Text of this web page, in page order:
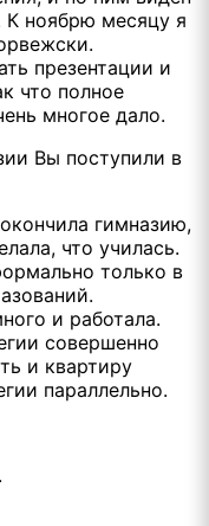
К ноябрю месяцу я
презентации и
что полное
многое дало.
Вы поступили в
гимназию,
что училась.
только в
и работала.
совершенно
и квартиру
параллельно.